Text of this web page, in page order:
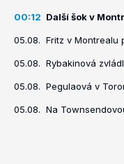
00:12 Další šok v
05.08. Fritz v Montrealu
05.08. Rybakinová
05.08. Pegulaová v
05.08. Na